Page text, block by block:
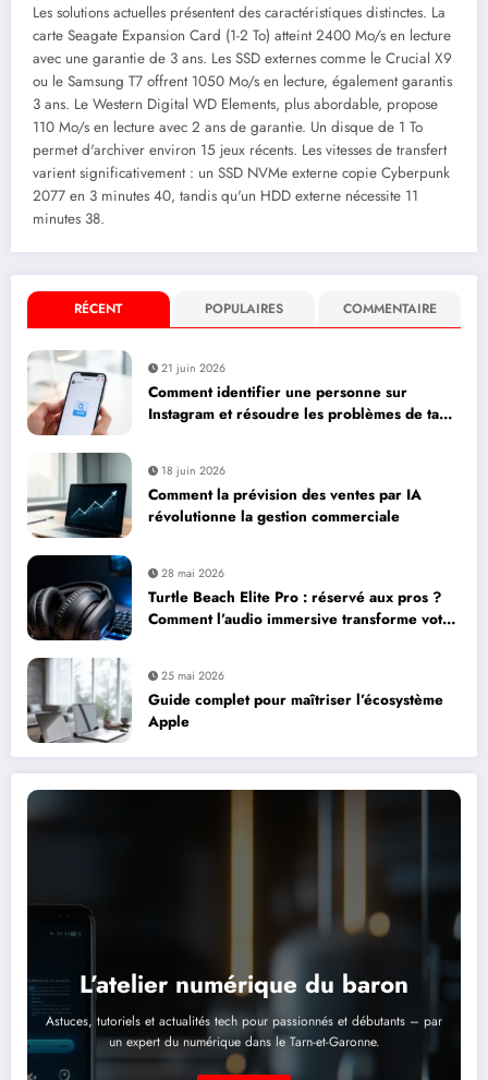
Les solutions actuelles présentent des caractéristiques distinctes. La
carte Seagate Expansion Card (1-2 To) atteint 2400 Mo/s en lecture
avec une garantie de 3 ans. Les SSD externes comme le Crucial X9
ou le Samsung T7 offrent 1050 Mo/s en lecture, également garantis
3 ans. Le Western Digital WD Elements, plus abordable, propose
110 Mo/s en lecture avec 2 ans de garantie. Un disque de 1 To
permet d'archiver environ 15 jeux récents. Les vitesses de transfert
varient significativement : un SSD NVMe externe copie Cyberpunk
2077 en 3 minutes 40, tandis qu'un HDD externe nécessite 11
minutes 38.
RÉCENT POPULAIRES COMMENTAIRE
21 juin 2026
Comment identifier une personne sur
Instagram et résoudre les problèmes de tag :
18 juin 2026
Comment la prévision des ventes par IA
révolutionne la gestion commerciale
28 mai 2026
Turtle Beach Elite Pro : réservé aux pros ?
Comment l’audio immersive transforme votre
25 mai 2026
Guide complet pour maîtriser l’écosystème
Apple
L’atelier numérique du baron
Astuces, tutoriels et actualités tech pour passionnés et débutants – par
un expert du numérique dans le Tarn-et-Garonne.